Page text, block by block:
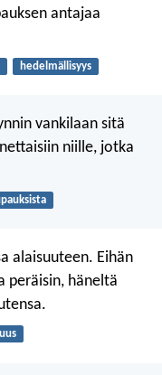
antajaa
hedelmällisyys
vankilaan sitä
niille, jotka
alaisuuteen. Eihän
peräisin, häneltä